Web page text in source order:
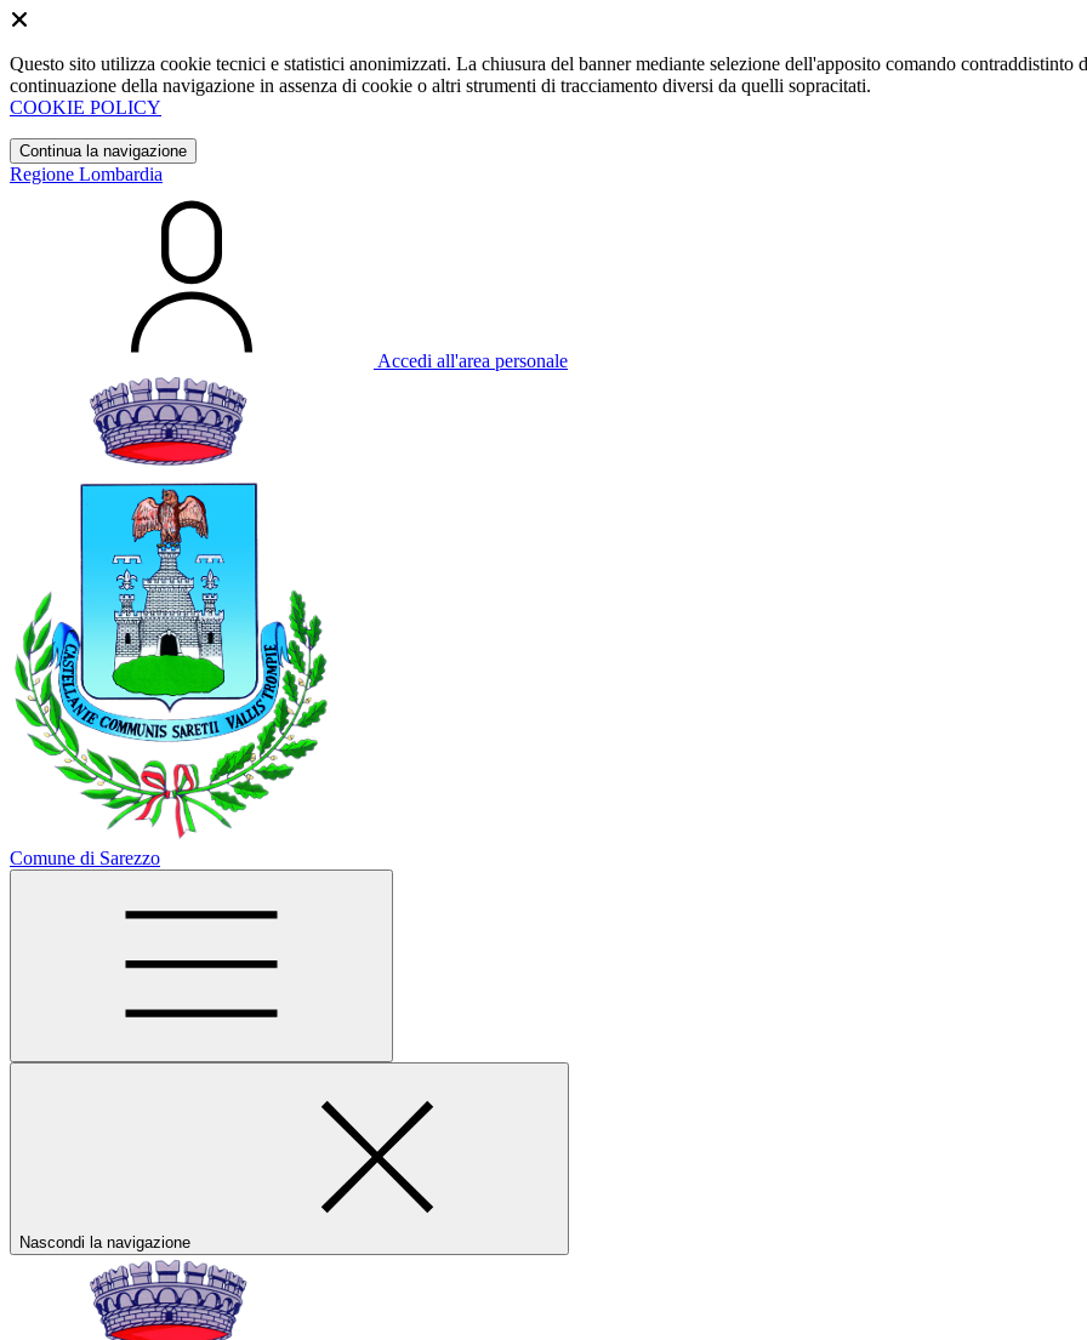
Questo sito utilizza cookie tecnici e statistici anonimizzati. La chiusura del banner mediante selezione dell'apposito comando
continuazione della navigazione in assenza di cookie o altri strumenti di tracciamento diversi da quelli sopracitati.
COOKIE POLICY
Continua la navigazione
Regione Lombardia
Accedi all'area personale
Comune di Sarezzo
Nascondi la navigazione